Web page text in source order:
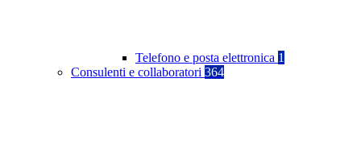
Telefono e posta elettronica 1
Consulenti e collaboratori 364